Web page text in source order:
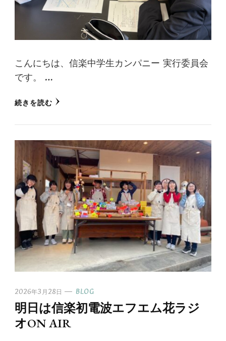
こんにちは、信楽中学生カンパニー 実行委員会
です。 …
続きを読む
2026年3月28日 BLOG
明日は信楽初電波エフエム花ラジ
オON AIR